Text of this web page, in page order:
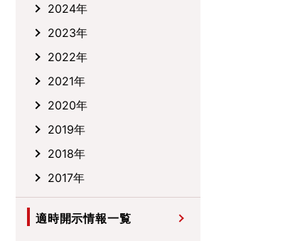
2024年
2023年
2022年
2021年
2020年
2019年
2018年
2017年
適時開示情報一覧